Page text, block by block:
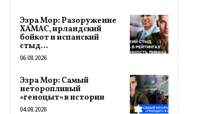
Эзра Мор: Разоружение
ХАМАС, ирландский
бойкот и испанский
стыд…
06.08.2026
Эзра Мор: Самый
неторопливый
«геноцыт» в истории
04.08.2026